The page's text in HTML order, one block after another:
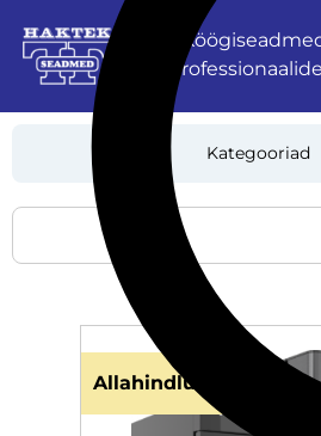
Kategooriad
Allahindlus!